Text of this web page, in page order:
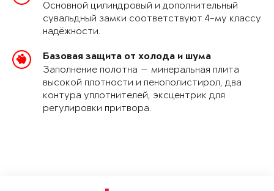
Основной цилиндровый и дополнительный
сувальдный замки соответствуют 4-му классу
надёжности.
Базовая защита от холода и шума
Заполнение полотна — минеральная плита
высокой плотности и пенополистирол, два
контура уплотнителей, эксцентрик для
регулировки притвора.